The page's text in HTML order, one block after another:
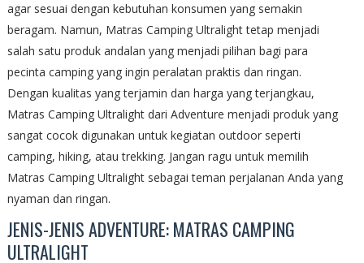
agar sesuai dengan kebutuhan konsumen yang semakin
beragam. Namun, Matras Camping Ultralight tetap menjadi
salah satu produk andalan yang menjadi pilihan bagi para
pecinta camping yang ingin peralatan praktis dan ringan.
Dengan kualitas yang terjamin dan harga yang terjangkau,
Matras Camping Ultralight dari Adventure menjadi produk yang
sangat cocok digunakan untuk kegiatan outdoor seperti
camping, hiking, atau trekking. Jangan ragu untuk memilih
Matras Camping Ultralight sebagai teman perjalanan Anda yang
nyaman dan ringan.
JENIS-JENIS ADVENTURE: MATRAS CAMPING
ULTRALIGHT